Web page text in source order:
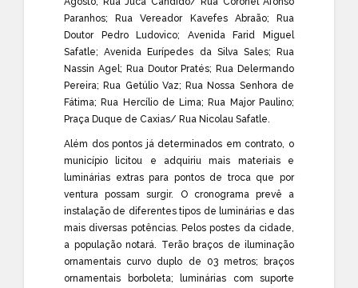
Paranhos; Rua Vereador Kavefes Abraão; Rua
Doutor Pedro Ludovico; Avenida Farid Miguel
Safatle; Avenida Eurípedes da Silva Sales; Rua
Nassin Agel; Rua Doutor Pratés; Rua Delermando
Pereira; Rua Getúlio Vaz; Rua Nossa Senhora de
Fátima; Rua Hercílio de Lima; Rua Major Paulino;
Praça Duque de Caxias/ Rua Nicolau Safatle.
Além dos pontos já determinados em contrato, o
município licitou e adquiriu mais materiais e
luminárias extras para pontos de troca que por
ventura possam surgir. O cronograma prevê a
instalação de diferentes tipos de luminárias e das
mais diversas potências. Pelos postes da cidade,
a população notará. Terão braços de iluminação
ornamentais curvo duplo de 03 metros; braços
ornamentais borboleta; luminárias com suporte